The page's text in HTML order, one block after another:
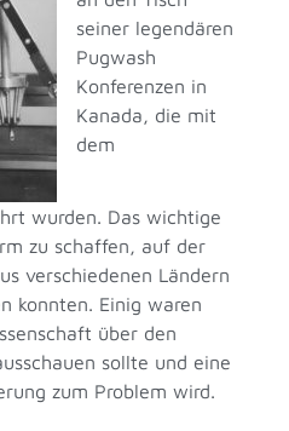
seiner legendären
Pugwash
Konferenzen in
Kanada, die mit
dem
wurden. Das wichtige
zu schaffen, auf der
verschiedenen Ländern
konnten. Einig waren
über den
sollte und eine
zum Problem wird.